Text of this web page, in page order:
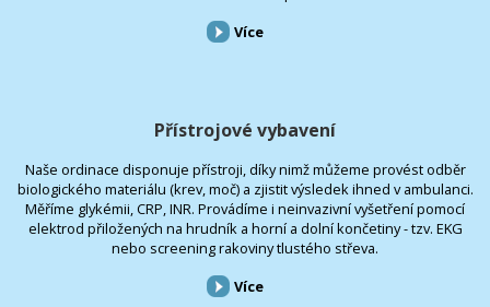
Více
Přístrojové vybavení
Naše ordinace disponuje přístroji, díky nimž můžeme provést odběr
biologického materiálu (krev, moč) a zjistit výsledek ihned v ambulanci.
Měříme glykémii, CRP, INR. Provádíme i neinvazivní vyšetření pomocí
elektrod přiložených na hrudník a horní a dolní končetiny - tzv. EKG
nebo screening rakoviny tlustého střeva.
Více